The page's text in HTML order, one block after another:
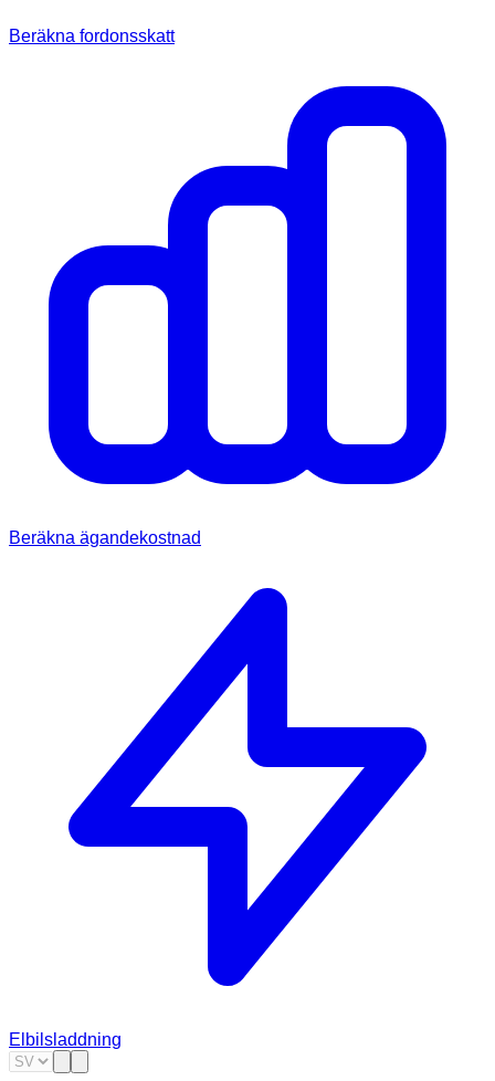
Beräkna fordonsskatt
Beräkna ägandekostnad
Elbilsladdning